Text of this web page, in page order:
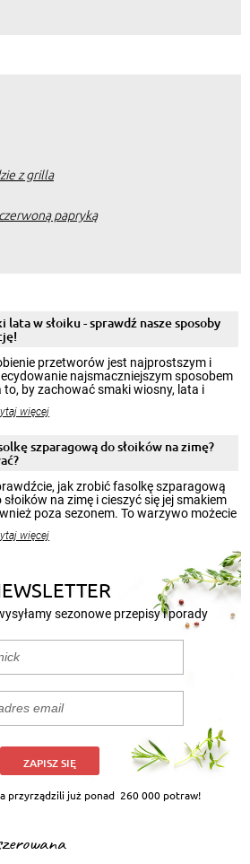
z grilla
papryką
lata w słoiku - sprawdź nasze sposoby
przetworów jest najprostszym i
najsmaczniejszym sposobem
to, by zachować smaki wiosny, lata i
by cieszyć nimi oko w sezonie
poczuć atmosferę cieplejszych
Przygotowanie słoików ze
zawartością musi obejmować
które pozwolą zachować świeżość
więcej
szparagową do słoików na zimę?
jak zrobić fasolkę szparagową
słoików na zimę i cieszyć się jej smakiem
poza sezonem. To warzywo możecie
propozycje!
więcej
sezonowe przepisy i porady
ZAPISZ SIĘ
przyrządzili już ponad 260 000 potraw!